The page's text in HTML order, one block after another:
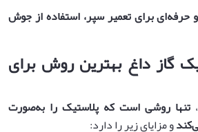
حرفه‌ای برای تعمیر سپر، استفاده از جوش
گاز داغ بهترین روش برای
تنها روشی است که پلاستیک را به‌صورت
و مزایای زیر را دارد: